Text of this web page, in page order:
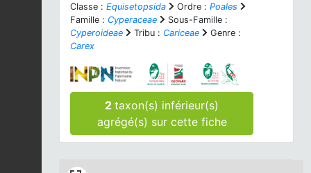
Classe : Equisetopsida Ordre : Poales
Famille : Cyperaceae
Sous-Famille :
Cyperoideae
Tribu : Cariceae
Genre :
Carex
2taxon(s) inférieur(s)
agrégé(s) sur cette fiche